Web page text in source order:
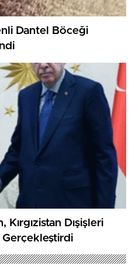
Dantel Böceği
Dışişleri
Gerçekleştirdi